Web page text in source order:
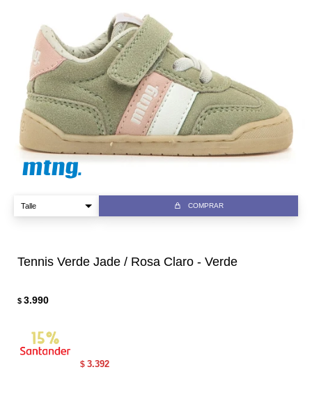
COMPRAR
Tennis Verde Jade / Rosa Claro - Verde
$ 3.990
$ 3.392